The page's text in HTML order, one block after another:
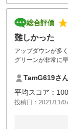
総合評価
難しかった
アップダウンが多
グリーンが非常に
かった。
レストランが13時
なかった・・・
TamG619さ
平均スコア：
投稿日：2021/11/